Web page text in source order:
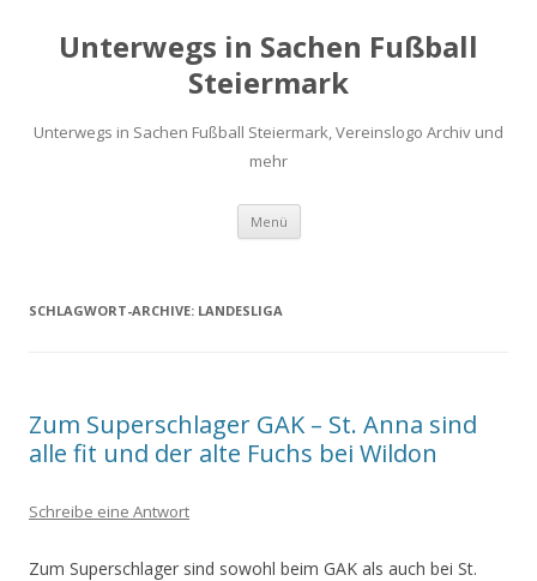
Unterwegs in Sachen Fußball
Steiermark
Unterwegs in Sachen Fußball Steiermark, Vereinslogo Archiv und
mehr
Menü Zum
springen
SCHLAGWORT-ARCHIVE: LANDESLIGA
Zum Superschlager GAK – St. Anna sind
alle fit und der alte Fuchs bei Wildon
Schreibe eine Antwort
Zum Superschlager sind sowohl beim GAK als auch bei St.